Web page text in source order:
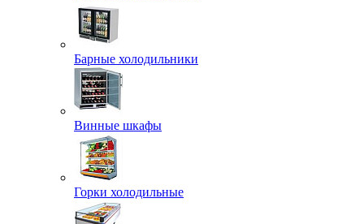
Барные холодильники
Винные шкафы
Горки холодильные